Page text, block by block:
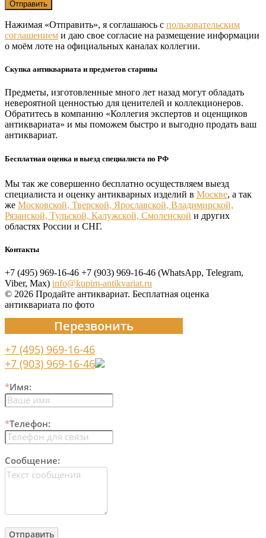
Нажимая «Отправить», я соглашаюсь с пользовательским
соглашением и даю свое согласие на размещение информации
о моём лоте на официальных каналах коллегии.
Скупка антиквариата и предметов старины
Предметы, изготовленные много лет назад могут обладать
невероятной ценностью для ценителей и коллекционеров.
Обратитесь в компанию «Коллегия экспертов и оценщиков
антиквариата» и мы поможем быстро и выгодно продать ваш
антиквариат.
Бесплатная оценка и выезд специалиста по РФ
Мы так же совершенно бесплатно осуществляем выезд
специалиста и оценку антикварных изделий в Москве, а так
же Московской, Тверской, Ярославской, Владимирской,
Рязанской, Тульской, Калужской, Смоленской и других
областях России и СНГ.
Контакты
+7 (495) 969-16-46 +7 (903) 969-16-46 (WhatsApp, Telegram,
Viber, Max) info@kupim-antikvariat.ru
© 2026 Продайте антиквариат. Бесплатная оценка
антиквариата по фото
Перезвонить
+7 (495) 969-16-46
+7 (903) 969-16-46
*Имя:
*Телефон:
Сообщение: